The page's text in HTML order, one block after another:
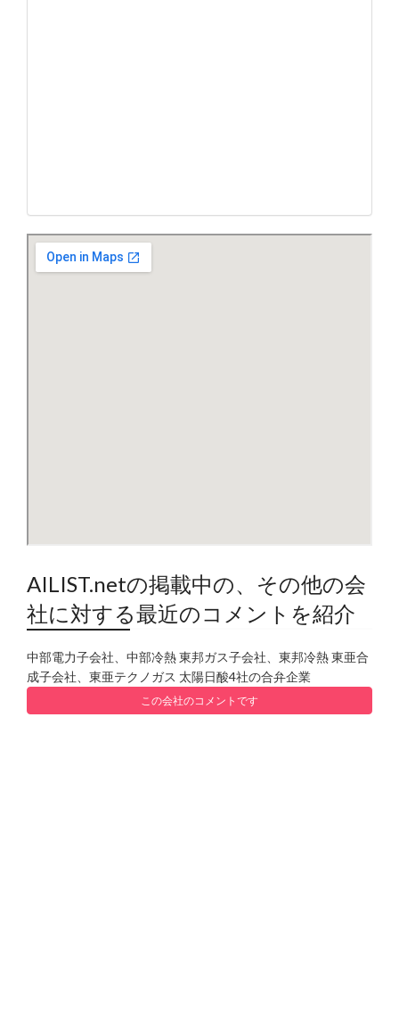
AILIST.netの掲載中の、その他の会
社に対する最近のコメントを紹介
中部電力子会社、中部冷熱 東邦ガス子会社、東邦冷熱 東亜合
成子会社、東亜テクノガス 太陽日酸4社の合弁企業
この会社のコメントです